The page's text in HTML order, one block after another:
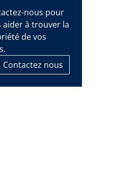
nous pour
aider à trouver la
de vos
Contactez nous